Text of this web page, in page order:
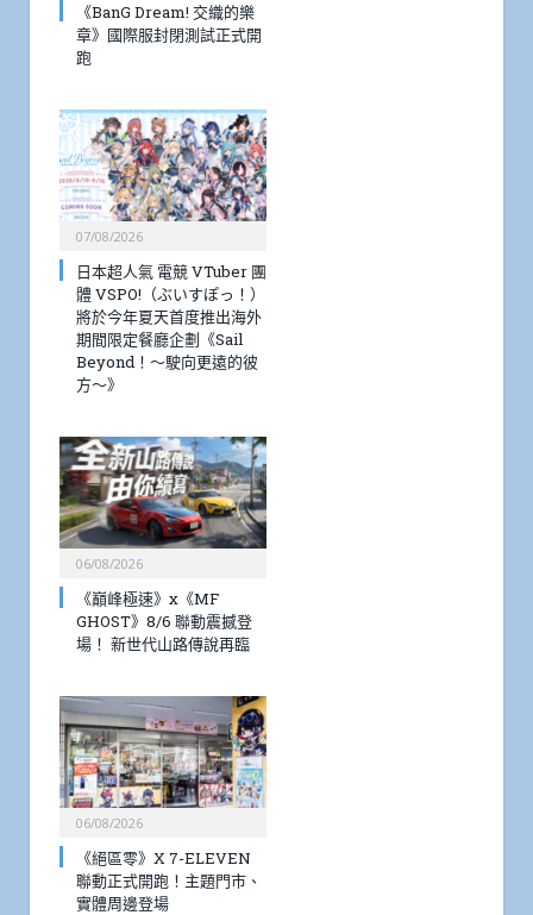
《BanG Dream! 交織的樂
章》國際服封閉測試正式開
跑
07/08/2026
日本超人氣 電競 VTuber 團
體 VSPO!（ぶいすぽっ！）
將於今年夏天首度推出海外
期間限定餐廳企劃《Sail
Beyond！～駛向更遠的彼
方～》
06/08/2026
《巔峰極速》x《MF
GHOST》8/6 聯動震撼登
場！ 新世代山路傳說再臨
06/08/2026
《絕區零》X 7-ELEVEN
聯動正式開跑！主題門市、
實體周邊登場